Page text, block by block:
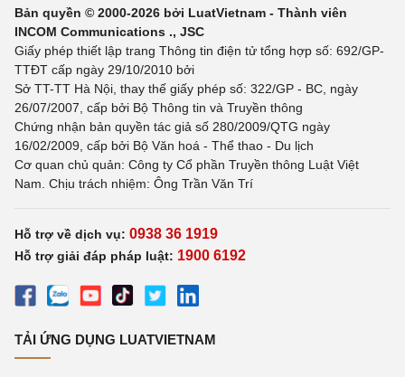
Bản quyền © 2000-2026 bởi LuatVietnam - Thành viên
INCOM Communications ., JSC
Giấy phép thiết lập trang Thông tin điện tử tổng hợp số: 692/GP-
TTĐT cấp ngày 29/10/2010 bởi
Sở TT-TT Hà Nội, thay thế giấy phép số: 322/GP - BC, ngày
26/07/2007, cấp bởi Bộ Thông tin và Truyền thông
Chứng nhận bản quyền tác giả số 280/2009/QTG ngày
16/02/2009, cấp bởi Bộ Văn hoá - Thể thao - Du lịch
Cơ quan chủ quản: Công ty Cổ phần Truyền thông Luật Việt
Nam. Chịu trách nhiệm: Ông Trần Văn Trí
Hỗ trợ về dịch vụ: 0938 36 1919
Hỗ trợ giải đáp pháp luật: 1900 6192
TẢI ỨNG DỤNG LUATVIETNAM